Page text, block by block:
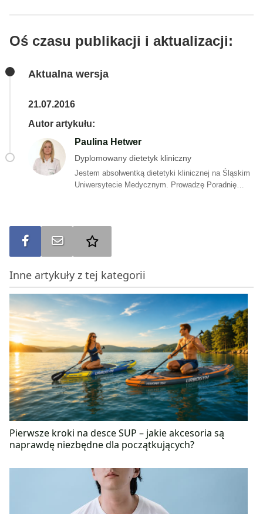
Oś czasu publikacji i aktualizacji:
Aktualna wersja
21.07.2016
Autor artykułu:
Paulina Hetwer
Dyplomowany dietetyk kliniczny
Jestem absolwentką dietetyki klinicznej na Śląskim
Uniwersytecie Medycznym. Prowadzę Poradnię
być na bieżąco. Odżywianie to nie tylko
profilaktyka, ale także leczenie. Jeżeli borykasz się
trawiennymi, alergią, zaburzeniami hormonalnymi,
metabolicznymi lub po prostu chcesz poprawić
jakość swoich posiłków – pomogę Ci w opracowaniu
dostosowanej do indywidualnych potrzeb diety.
Udostępnij na FBWyślij na e-mail
Inne artykuły z tej kategorii
Pierwsze kroki na desce SUP – jakie akcesoria są
naprawdę niezbędne dla początkujących?